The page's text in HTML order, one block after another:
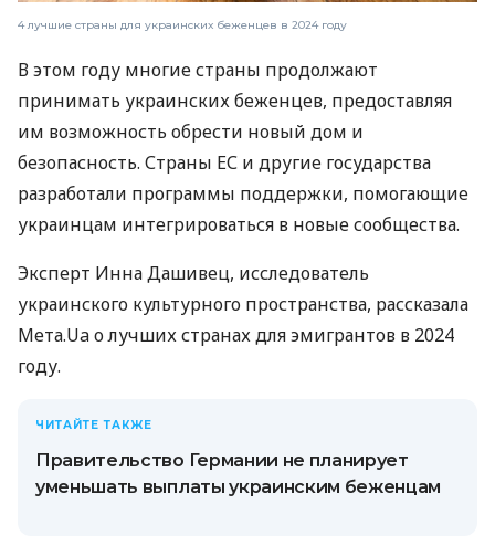
4 лучшие страны для украинских беженцев в 2024 году
В этом году многие страны продолжают
принимать украинских беженцев, предоставляя
им возможность обрести новый дом и
безопасность. Страны ЕС и другие государства
разработали программы поддержки, помогающие
украинцам интегрироваться в новые сообщества.
Эксперт Инна Дашивец, исследователь
украинского культурного пространства, рассказала
Мета.Ua о лучших странах для эмигрантов в 2024
году.
ЧИТАЙТЕ ТАКЖЕ
Правительство Германии не планирует
уменьшать выплаты украинским беженцам